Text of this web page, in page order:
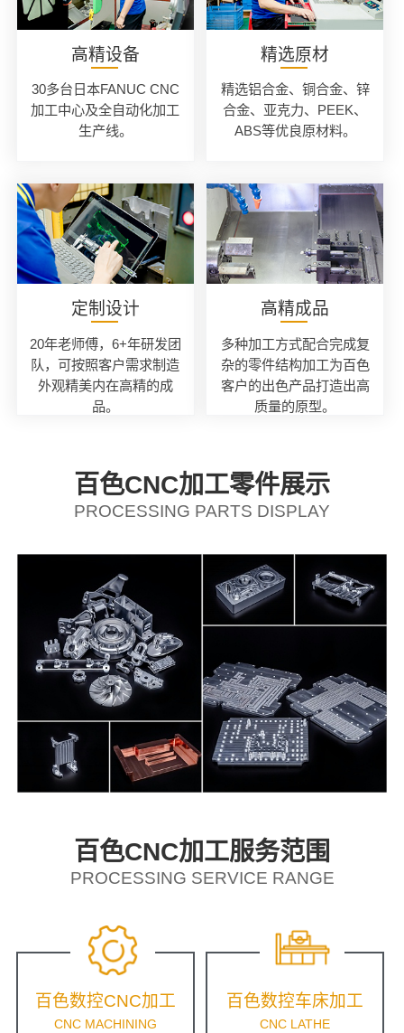
高精设备
30多台日本FANUC CNC
加工中心及全自动化加工
生产线。
精选原材
精选铝合金、铜合金、锌
合金、亚克力、PEEK、
ABS等优良原材料。
定制设计
20年老师傅，6+年研发团
队，可按照客户需求制造
外观精美内在高精的成
品。
高精成品
多种加工方式配合完成复
杂的零件结构加工为百色
客户的出色产品打造出高
质量的原型。
百色CNC加工零件展示
PROCESSING PARTS DISPLAY
百色CNC加工服务范围
PROCESSING SERVICE RANGE
百色数控CNC加工
CNC MACHINING
百色数控车床加工
CNC LATHE